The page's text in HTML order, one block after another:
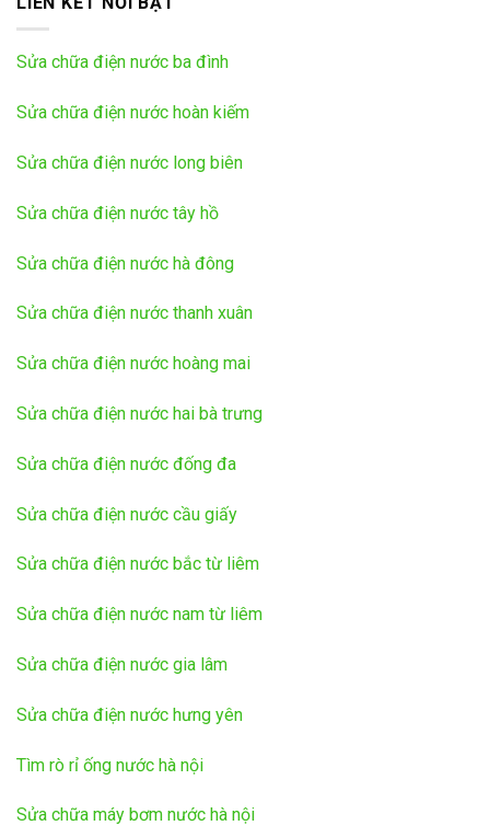
Sửa chữa điện nước ba đình
Sửa chữa điện nước hoàn kiếm
Sửa chữa điện nước long biên
Sửa chữa điện nước tây hồ
Sửa chữa điện nước hà đông
Sửa chữa điện nước thanh xuân
Sửa chữa điện nước hoàng mai
Sửa chữa điện nước hai bà trưng
Sửa chữa điện nước đống đa
Sửa chữa điện nước cầu giấy
Sửa chữa điện nước bắc từ liêm
Sửa chữa điện nước nam từ liêm
Sửa chữa điện nước gia lâm
Sửa chữa điện nước hưng yên
Tìm rò rỉ ống nước hà nội
Sửa chữa máy bơm nước hà nội